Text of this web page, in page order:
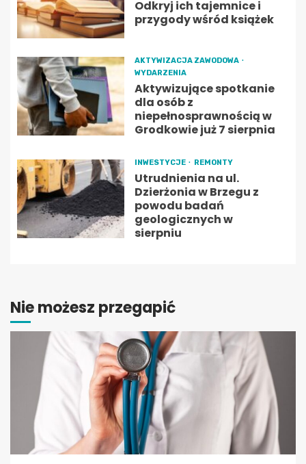
Odkryj ich tajemnice i
przygody wśród książek
AKTYWIZACJA ZAWODOWA
WYDARZENIA
Aktywizujące spotkanie
dla osób z
niepełnosprawnością w
Grodkowie już 7 sierpnia
INWESTYCJE REMONTY
Utrudnienia na ul.
Dzierżonia w Brzegu z
powodu badań
geologicznych w
sierpniu
Nie możesz przegapić